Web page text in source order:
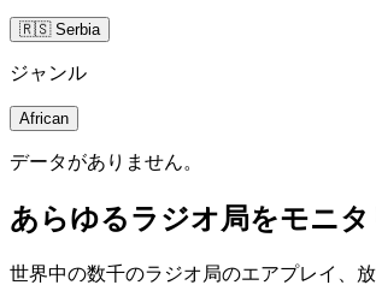
🇷🇸 Serbia
ジャンル
African
データがありません。
あらゆるラジオ局をモニ
世界中の数千のラジオ局のエアプレイ、